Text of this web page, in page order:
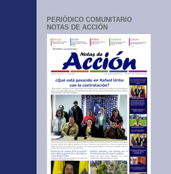
PERIÓDICO COMUNITARIO
NOTAS DE ACCIÓN